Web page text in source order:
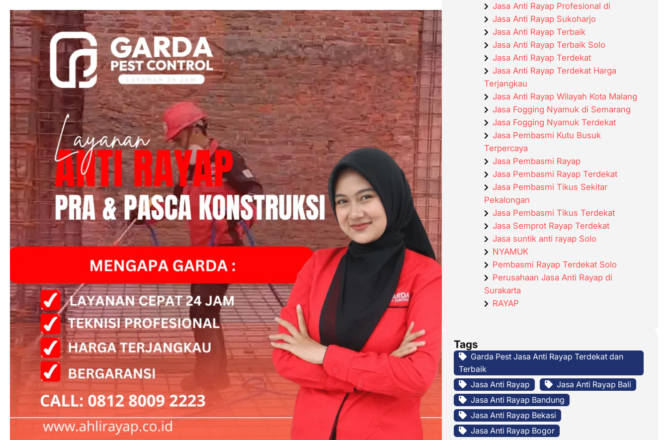
Jasa Anti Rayap Profesional di
Jasa Anti Rayap Sukoharjo
Jasa Anti Rayap Terbaik
Jasa Anti Rayap Terbaik Solo
Jasa Anti Rayap Terdekat
Jasa Anti Rayap Terdekat Harga
Terjangkau
Jasa Anti Rayap Wilayah Kota Malang
Jasa Fogging Nyamuk di Semarang
Jasa Fogging Nyamuk Terdekat
Jasa Pembasmi Kutu Busuk
Terpercaya
Jasa Pembasmi Rayap
Jasa Pembasmi Rayap Terdekat
Jasa Pembasmi Tikus Sekitar
Pekalongan
Jasa Pembasmi Tikus Terdekat
Jasa Semprot Rayap Terdekat
Jasa suntik anti rayap Solo
NYAMUK
Pembasmi Rayap Terdekat Solo
Perusahaan Jasa Anti Rayap di
Surakarta
RAYAP
Tags
Garda Pest Jasa Anti Rayap Terdekat dan
Terbaik
Jasa Anti Rayap
Jasa Anti Rayap Bali
Jasa Anti Rayap Bandung
Jasa Anti Rayap Bekasi
Jasa Anti Rayap Bogor